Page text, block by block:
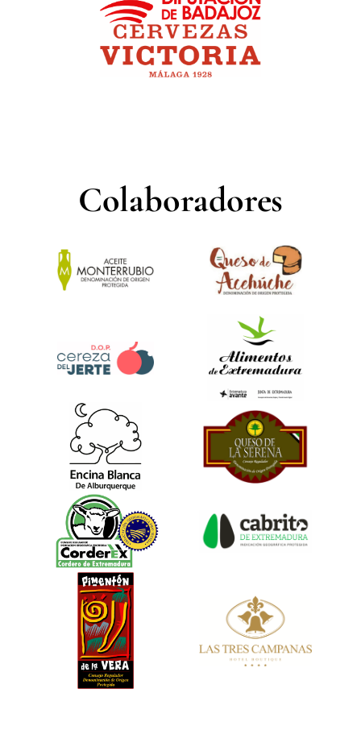
Colaboradores